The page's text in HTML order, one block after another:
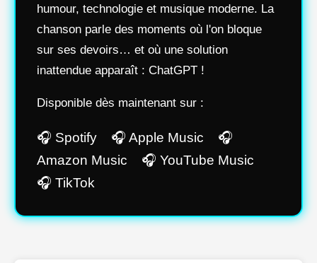
humour, technologie et musique moderne. La
chanson parle des moments où l'on bloque
sur ses devoirs… et où une solution
inattendue apparaît : ChatGPT !
Disponible dès maintenant sur :
🎧 Spotify 🎧 Apple Music 🎧
Amazon Music 🎧 YouTube Music
🎧 TikTok